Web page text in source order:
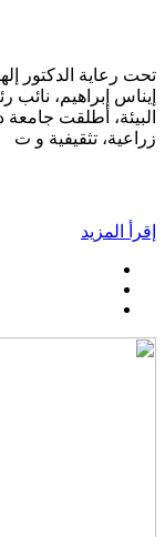
تحت رعاية الدكتور
إيناس إبراهيم،
البيئة، أطلقت
زراعية، تثقيفية و ت
إقرأ المزيد